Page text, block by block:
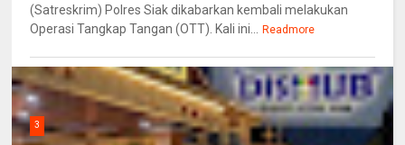
(Satreskrim) Polres Siak dikabarkan kembali melakukan
Operasi Tangkap Tangan (OTT). Kali ini... Readmore
3